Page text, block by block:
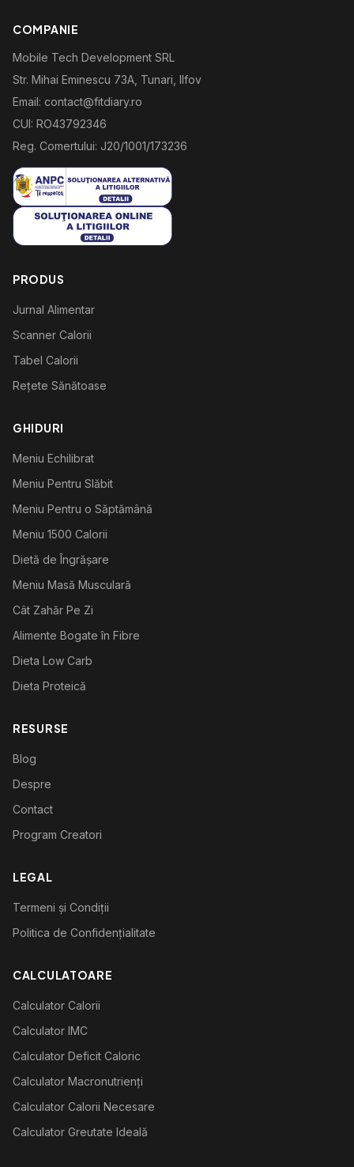
COMPANIE
Mobile Tech Development SRL
Str. Mihai Eminescu 73A, Tunari, Ilfov
Email: contact@fitdiary.ro
CUI: RO43792346
Reg. Comertului: J20/1001/173236
PRODUS
Jurnal Alimentar
Scanner Calorii
Tabel Calorii
Rețete Sănătoase
GHIDURI
Meniu Echilibrat
Meniu Pentru Slăbit
Meniu Pentru o Săptămână
Meniu 1500 Calorii
Dietă de Îngrășare
Meniu Masă Musculară
Cât Zahăr Pe Zi
Alimente Bogate în Fibre
Dieta Low Carb
Dieta Proteică
RESURSE
Blog
Despre
Contact
Program Creatori
LEGAL
Termeni și Condiții
Politica de Confidențialitate
CALCULATOARE
Calculator Calorii
Calculator IMC
Calculator Deficit Caloric
Calculator Macronutrienți
Calculator Calorii Necesare
Calculator Greutate Ideală